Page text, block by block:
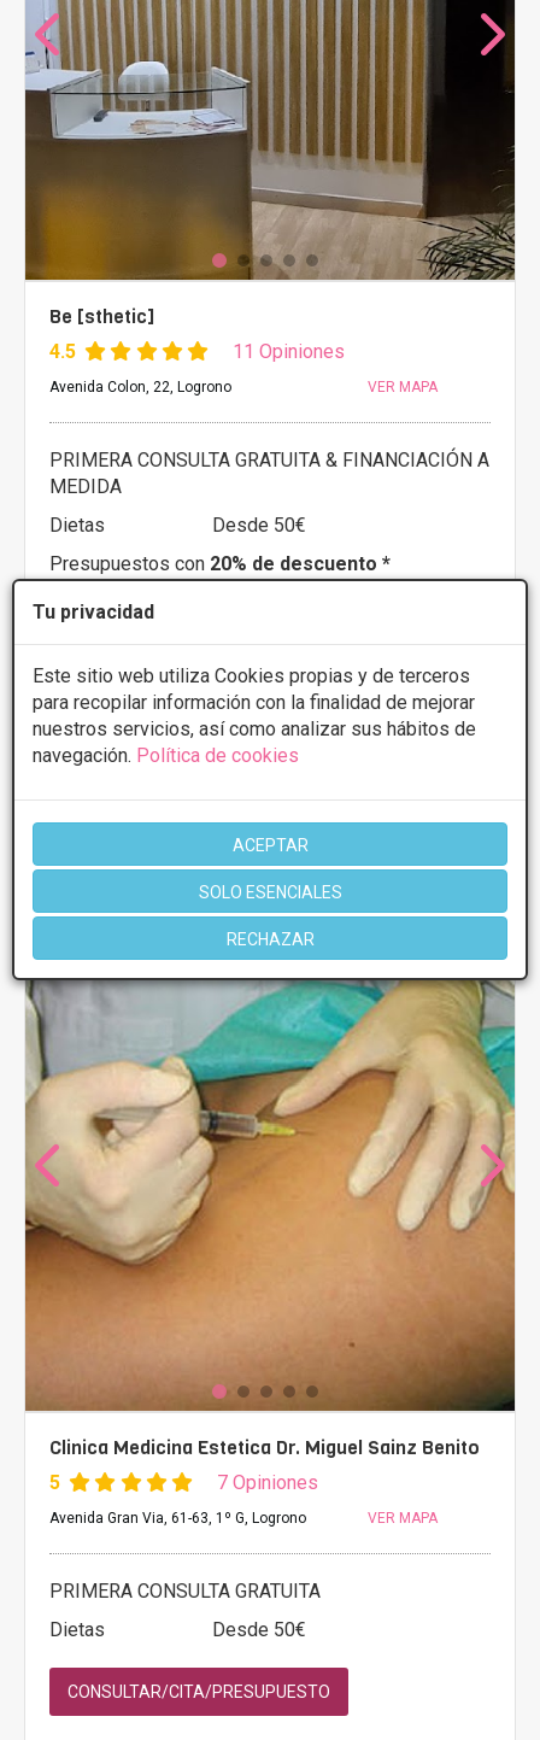
Tu privacidad
Este sitio web utiliza Cookies propias y de terceros
para recopilar información con la finalidad de mejorar
nuestros servicios, así como analizar sus hábitos de
navegación. Política de cookies
ACEPTAR
SOLO ESENCIALES
RECHAZAR
Be [sthetic]
4.5 11 Opiniones
Avenida Colon, 22, Logrono VER MAPA
PRIMERA CONSULTA GRATUITA & FINANCIACIÓN A
MEDIDA
Dietas
Desde 50€
Presupuestos con 20% de descuento *
Lunes
10:00 - 20:00
Martes
10:00 - 20:00
Miércoles
10:00 - 20:00
Jueves
10:00 - 20:00
Clinica Medicina Estetica Dr. Miguel Sainz Benito
5 7 Opiniones
Avenida Gran Via, 61-63, 1º G, Logrono VER MAPA
PRIMERA CONSULTA GRATUITA
Dietas
Desde 50€
CONSULTAR/CITA/PRESUPUESTO